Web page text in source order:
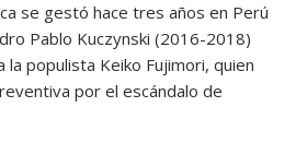
se gestó hace tres años en Perú
Pablo Kuczynski (2016-2018)
populista Keiko Fujimori, quien
por el escándalo de